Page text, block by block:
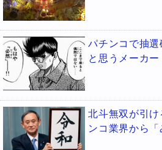
パチンコで抽
と思うメーカー
北斗無双が引
ンコ業界から